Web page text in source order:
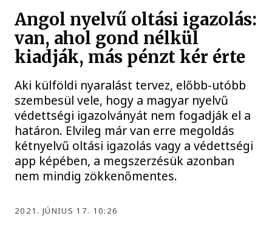
Angol nyelvű oltási igazolás:
van, ahol gond nélkül
kiadják, más pénzt kér érte
Aki külföldi nyaralást tervez, előbb-utóbb
szembesül vele, hogy a magyar nyelvű
védettségi igazolványát nem fogadják el a
határon. Elvileg már van erre megoldás
kétnyelvű oltási igazolás vagy a védettségi
app képében, a megszerzésük azonban
nem mindig zökkenőmentes.
2021. JÚNIUS 17. 10:26